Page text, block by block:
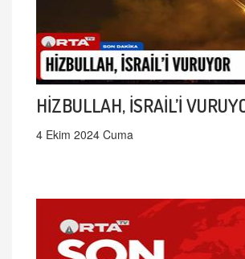
HİZBULLAH, İSRAİL’İ
4 Ekim 2024 Cuma